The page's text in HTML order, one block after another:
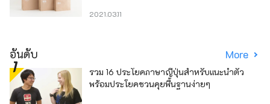
2021.03.11
อันดับ More
รวม 16 ประโยคภาษาญี่ปุ่นสำหรับแนะนำตัว
พร้อมประโยคชวนคุยพื้นฐานง่ายๆ